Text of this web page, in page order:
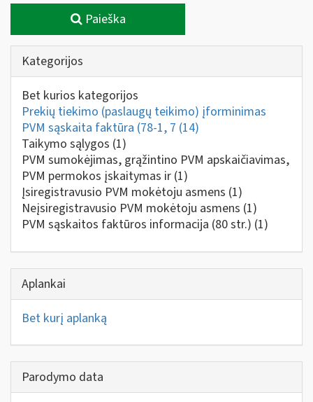
Paieška
Kategorijos
Bet kurios kategorijos
Prekių tiekimo (paslaugų teikimo) įforminimas
PVM sąskaita faktūra (78-1, 7 (14)
Taikymo sąlygos (1)
PVM sumokėjimas, grąžintino PVM apskaičiavimas,
PVM permokos įskaitymas ir (1)
Įsiregistravusio PVM mokėtoju asmens (1)
Neįsiregistravusio PVM mokėtoju asmens (1)
PVM sąskaitos faktūros informacija (80 str.) (1)
Aplankai
Bet kurį aplanką
Parodymo data